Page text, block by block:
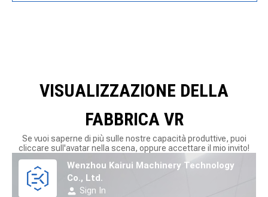
VISUALIZZAZIONE DELLA
FABBRICA VR
Se vuoi saperne di più sulle nostre capacità produttive, puoi
cliccare sull'avatar nella scena, oppure accettare il mio invito!